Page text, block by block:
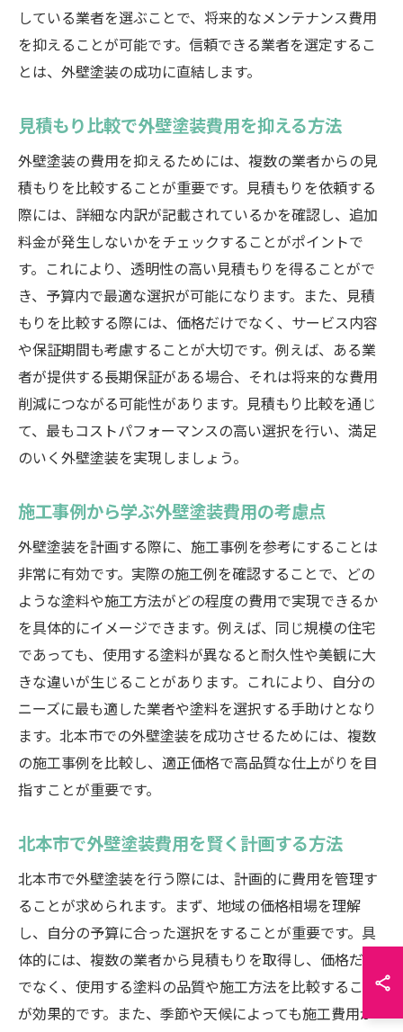
している業者を選ぶことで、将来的なメンテナンス費用
を抑えることが可能です。信頼できる業者を選定するこ
とは、外壁塗装の成功に直結します。
見積もり比較で外壁塗装費用を抑える方法
外壁塗装の費用を抑えるためには、複数の業者からの見
積もりを比較することが重要です。見積もりを依頼する
際には、詳細な内訳が記載されているかを確認し、追加
料金が発生しないかをチェックすることがポイントで
す。これにより、透明性の高い見積もりを得ることがで
き、予算内で最適な選択が可能になります。また、見積
もりを比較する際には、価格だけでなく、サービス内容
や保証期間も考慮することが大切です。例えば、ある業
者が提供する長期保証がある場合、それは将来的な費用
削減につながる可能性があります。見積もり比較を通じ
て、最もコストパフォーマンスの高い選択を行い、満足
のいく外壁塗装を実現しましょう。
施工事例から学ぶ外壁塗装費用の考慮点
外壁塗装を計画する際に、施工事例を参考にすることは
非常に有効です。実際の施工例を確認することで、どの
ような塗料や施工方法がどの程度の費用で実現できるか
を具体的にイメージできます。例えば、同じ規模の住宅
であっても、使用する塗料が異なると耐久性や美観に大
きな違いが生じることがあります。これにより、自分の
ニーズに最も適した業者や塗料を選択する手助けとなり
ます。北本市での外壁塗装を成功させるためには、複数
の施工事例を比較し、適正価格で高品質な仕上がりを目
指すことが重要です。
北本市で外壁塗装費用を賢く計画する方法
北本市で外壁塗装を行う際には、計画的に費用を管理す
ることが求められます。まず、地域の価格相場を理解
し、自分の予算に合った選択をすることが重要です。具
体的には、複数の業者から見積もりを取得し、価格だけ
でなく、使用する塗料の品質や施工方法を比較すること
が効果的です。また、季節や天候によっても施工費用が